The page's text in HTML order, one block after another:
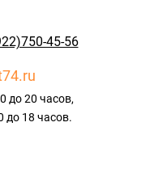
45-56
до 20 часов,
до 18 часов.